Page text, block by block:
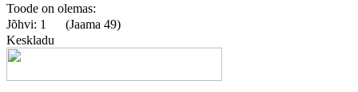
Toode on olemas:
Jõhvi: 1
(Jaama 49)
Keskladu